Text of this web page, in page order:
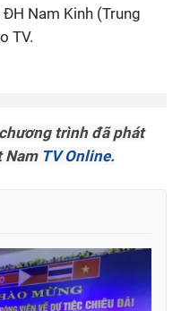
Nam Kinh (Trung
TV.
trình đã phát
Nam TV Online.